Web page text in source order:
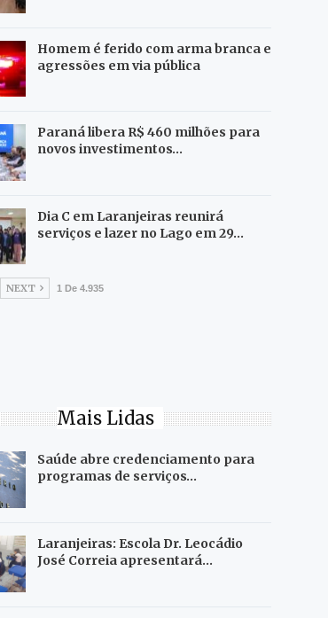
Homem é ferido com arma branca e
agressões em via pública
Paraná libera R$ 460 milhões para
novos investimentos…
Dia C em Laranjeiras reunirá
serviços e lazer no Lago em 29…
NEXT 1 De 4.935
Mais Lidas
Saúde abre credenciamento para
programas de serviços…
Laranjeiras: Escola Dr. Leocádio
José Correia apresentará…